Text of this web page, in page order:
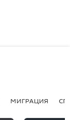
МИГРАЦИЯ